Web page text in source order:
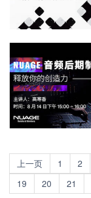
上一页
1 2
19
20 21